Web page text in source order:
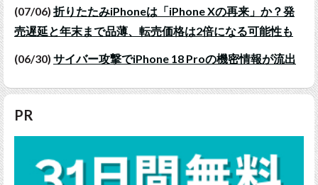
(07/06) 折りたたみiPhoneは「iPhone Xの再来」か？発
売遅延と年末まで品薄、転売価格は2倍になる可能性も
(06/30) サイバー攻撃でiPhone 18 Proの機密情報が流出
PR